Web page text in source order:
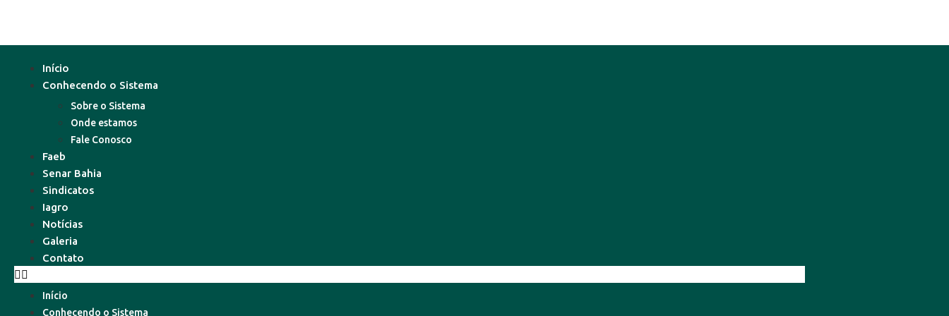
Início
Conhecendo o Sistema
Sobre o Sistema
Onde estamos
Fale Conosco
Faeb
Senar Bahia
Sindicatos
Iagro
Notícias
Galeria
Contato
Início
Conhecendo o Sistema